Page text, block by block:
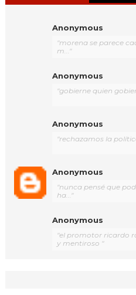
Anonymous
"morena se parece
m..."
Anonymous
"gobierne quien
Anonymous
"rechazamos la
Anonymous
"nunca pensé que
ha..."
Anonymous
"el promotor ricardo
y mentiroso "